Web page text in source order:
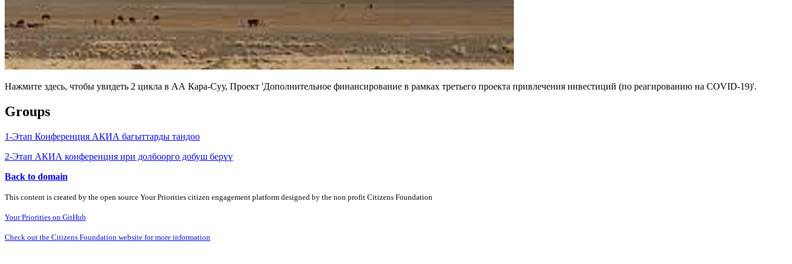
Нажмите здесь, чтобы увидеть 2 цикла в АА Кара-Суу, Проект 'Дополнительное финансирование в рамках третьего проекта привлечения инвестиций (по реагированию на COVID-19)'.
Groups
1-Этап Конференция АКИА багыттарды тандоо
2-Этап АКИА конференция ири долбоорго добуш берүү
Back to domain
This content is created by the open source Your Priorities citizen engagement platform designed by the non profit Citizens Foundation
Your Priorities on GitHub
Check out the Citizens Foundation website for more information